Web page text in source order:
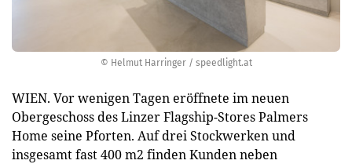
© Helmut Harringer / speedlight.at
WIEN. Vor wenigen Tagen eröffnete im neuen
Obergeschoss des Linzer Flagship-Stores Palmers
Home seine Pforten. Auf drei Stockwerken und
insgesamt fast 400 m2 finden Kunden neben